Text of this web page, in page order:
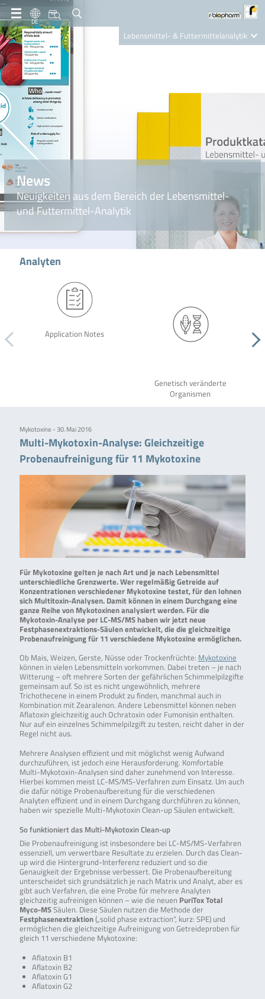
DE
Lebensmittel- & Futtermittelanalytik
Nutrition Care
News
Neuigkeiten aus dem Bereich der Lebensmittel-
und Futtermittel-Analytik
Analyten
Application Notes
Genetisch veränderte
Organismen
Mykotoxine - 30. Mai 2016
Multi-Mykotoxin-Analyse: Gleichzeitige
Probenaufreinigung für 11 Mykotoxine
Für Mykotoxine gelten je nach Art und je nach Lebensmittel
unterschiedliche Grenzwerte. Wer regelmäßig Getreide auf
Konzentrationen verschiedener Mykotoxine testet, für den lohnen
sich Multitoxin-Analysen. Damit können in einem Durchgang eine
ganze Reihe von Mykotoxinen analysiert werden. Für die
Mykotoxin-Analyse per LC-MS/MS haben wir jetzt neue
Festphasenextraktions-Säulen entwickelt, die die gleichzeitige
Probenaufreinigung für 11 verschiedene Mykotoxine ermöglichen.
Ob Mais, Weizen, Gerste, Nüsse oder Trockenfrüchte: Mykotoxine
können in vielen Lebensmitteln vorkommen. Dabei treten – je nach
Witterung – oft mehrere Sorten der gefährlichen Schimmelpilzgifte
gemeinsam auf. So ist es nicht ungewöhnlich, mehrere
Trichothecene in einem Produkt zu finden, manchmal auch in
Kombination mit Zearalenon. Andere Lebensmittel können neben
Aflatoxin gleichzeitig auch Ochratoxin oder Fumonisin enthalten.
Nur auf ein einzelnes Schimmelpilzgift zu testen, reicht daher in der
Regel nicht aus.
Mehrere Analysen effizient und mit möglichst wenig Aufwand
durchzuführen, ist jedoch eine Herausforderung. Komfortable
Multi-Mykotoxin-Analysen sind daher zunehmend von Interesse.
Hierbei kommen meist LC-MS/MS-Verfahren zum Einsatz. Um auch
die dafür nötige Probenaufbereitung für die verschiedenen
Analyten effizient und in einem Durchgang durchführen zu können,
haben wir spezielle Multi-Mykotoxin Clean-up Säulen entwickelt.
So funktioniert das Multi-Mykotoxin Clean-up
Die Probenaufreinigung ist insbesondere bei LC-MS/MS-Verfahren
essenziell, um verwertbare Resultate zu erzielen. Durch das Clean-
up wird die Hintergrund-Interferenz reduziert und so die
Genauigkeit der Ergebnisse verbessert. Die Probenaufbereitung
unterscheidet sich grundsätzlich je nach Matrix und Analyt, aber es
gibt auch Verfahren, die eine Probe für mehrere Analyten
gleichzeitig aufreinigen können – wie die neuen PuriTox Total
Myco-MSSäulen. Diese Säulen nutzen die Methode der
Festphasenextraktion(„solid phase extraction“, kurz: SPE) und
ermöglichen die gleichzeitige Aufreinigung von Getreideproben für
gleich 11 verschiedene Mykotoxine:
Aflatoxin B1
Aflatoxin B2
Aflatoxin G1
Aflatoxin G2